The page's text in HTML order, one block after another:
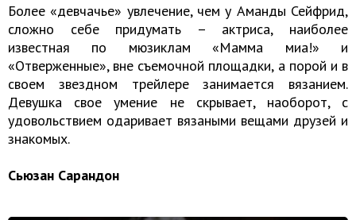
Более «девчачье» увлечение, чем у Аманды Сейфрид,
сложно себе придумать – актриса, наиболее
известная по мюзиклам «Мамма миа!» и
«Отверженные», вне съемочной площадки, а порой и в
своем звездном трейлере занимается вязанием.
Девушка свое умение не скрывает, наоборот, с
удовольствием одаривает вязаными вещами друзей и
знакомых.
Сьюзан Сарандон